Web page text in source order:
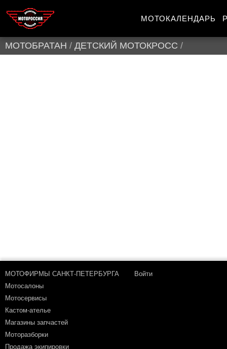
МОТОКАЛЕНДАРЬ
МОТОБРАТАН / ДЕТСКИЙ МОТОКРОСС /
МОТОФИРМЫ САНКТ-ПЕТЕРБУРГА
Мотосалоны
Мотосервисы
Кастом-ателье
Магазины запчастей
Моторазборки
Продажа экипировки
Войти